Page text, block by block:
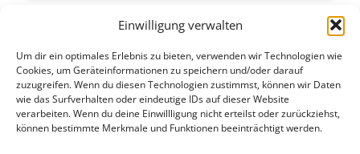
Einwilligung verwalten
Um dir ein optimales Erlebnis zu bieten, verwenden wir Technologien wie
Cookies, um Geräteinformationen zu speichern und/oder darauf
zuzugreifen. Wenn du diesen Technologien zustimmst, können wir Daten
wie das Surfverhalten oder eindeutige IDs auf dieser Website
verarbeiten. Wenn du deine Einwillligung nicht erteilst oder zurückziehst,
können bestimmte Merkmale und Funktionen beeinträchtigt werden.
elit tellus, luctus nec ullamcorper mattis, pulvinar dapibus
leo.